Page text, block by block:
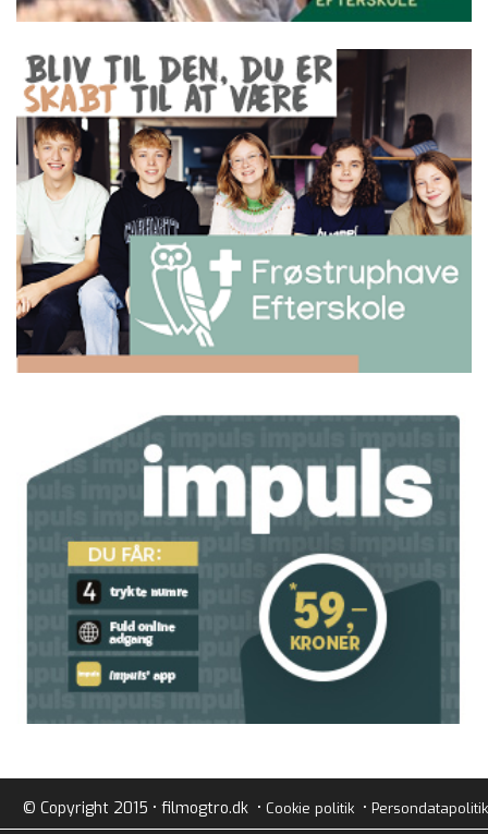
© Copyright 2015 • filmogtro.dk • Cookie politik• Persondatapolitik